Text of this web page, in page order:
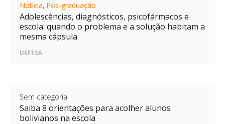
Notícia, Pós-graduação
Adolescências, diagnósticos, psicofármacos e
escola: quando o problema e a solução habitam a
mesma cápsula
DEFESA
Sem categoria
Saiba 8 orientações para acolher alunos
bolivianos na escola